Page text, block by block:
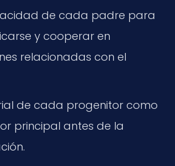
de cada padre para
y cooperar en
relacionadas con el
de cada progenitor como
principal antes de la